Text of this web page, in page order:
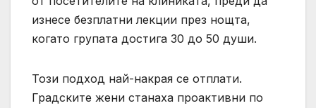
изнесе безплатни лекции през нощта,
когато групата достига 30 до 50 души.
Този подход най-накрая се отплати.
Градските жени станаха проактивни по